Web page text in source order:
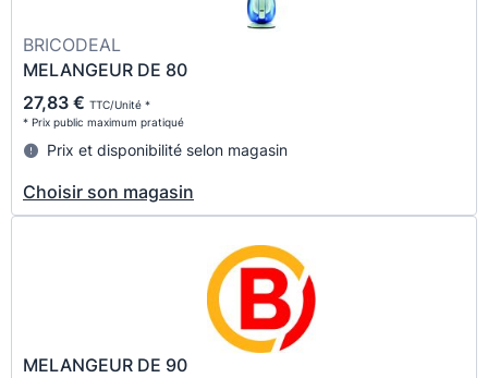
BRICODEAL
MELANGEUR DE 80
27,83 € TTC/Unité *
* Prix public maximum pratiqué
Prix et disponibilité selon magasin
Choisir son magasin
MELANGEUR DE 90